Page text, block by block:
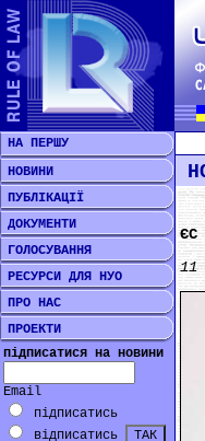
НА ПЕРШУ
НОВИНИ
ПУБЛІКАЦІЇ
ДОКУМЕНТИ
ГОЛОСУВАННЯ
РЕСУРСИ ДЛЯ НУО
ПРО НАС
ПРОЕКТИ
підписатися на новини
Email
підписатись
відписатись
ЄС
11